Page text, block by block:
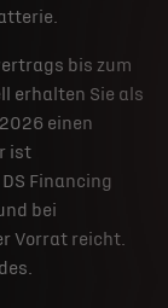
bis zum
erhalten Sie als
einen
ist
Financing
bei
Vorrat reicht.